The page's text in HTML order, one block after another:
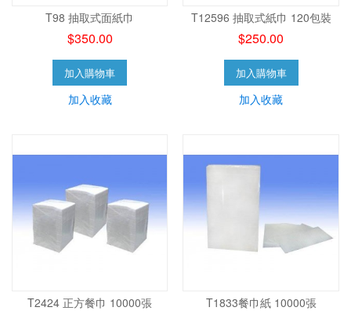
T98 抽取式面紙巾
$350.00
加入購物車
加入收藏
T12596 抽取式紙巾 120包裝
$250.00
加入購物車
加入收藏
T2424 正方餐巾 10000張 T1833餐巾紙 10000張